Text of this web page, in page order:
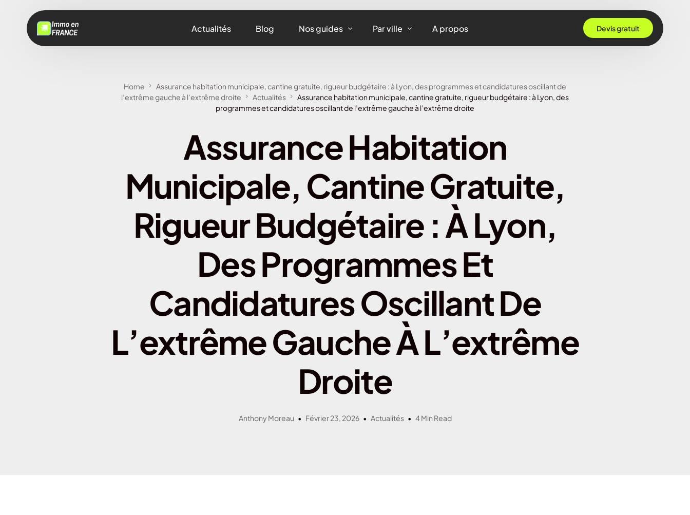
Actualités Blog Nos guides
Assurance appartement
Assurance équipements
Par ville
Assurance habitation Rennes
Assurance habitation Lille
Assurance habitation Bordeaux
Assurance habitation Montpellier
Assurance habitation Strasbourg
Assurance habitation Nantes
Assurance habitation Nice
Assurance habitation Toulouse
Assurance habitation Marseille
Assurance habitation Lyon
Assurance habitation Paris
A propos Devis gratuit
Home
Assurance habitation municipale, cantine gratuite, rigueur budgétaire : à Lyon, des programmes et candidatures oscillant de
l’extrême gauche à l’extrême droite
Actualités
Assurance habitation municipale, cantine gratuite, rigueur budgétaire : à Lyon, des
programmes et candidatures oscillant de l’extrême gauche à l’extrême droite
Assurance Habitation
Municipale, Cantine Gratuite,
Rigueur Budgétaire : À Lyon,
Des Programmes Et
Candidatures Oscillant De
L’extrême Gauche À L’extrême
Droite
Anthony Moreau Février 23, 2026 Actualités 4 Min Read